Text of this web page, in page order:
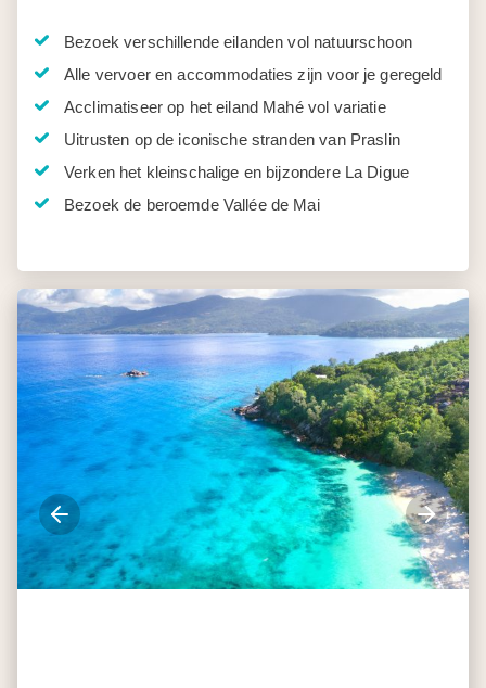
Bezoek verschillende eilanden vol natuurschoon
Alle vervoer en accommodaties zijn voor je geregeld
Acclimatiseer op het eiland Mahé vol variatie
Uitrusten op de iconische stranden van Praslin
Verken het kleinschalige en bijzondere La Digue
Bezoek de beroemde Vallée de Mai